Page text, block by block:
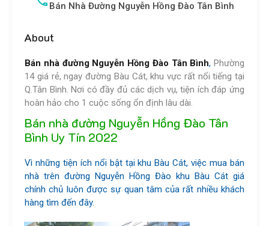
Bán Nhà Đường Nguyễn Hồng Đào Tân Bình
About
Bán nhà đường Nguyễn Hồng Đào Tân Bình, Phường
14 giá rẻ, ngay đường Bàu Cát, khu vực rất nổi tiếng tại
Q.Tân Bình. Nơi có đầy đủ các dịch vụ, tiện ích đáp ứng
hoàn hảo cho 1 cuộc sống ổn định lâu dài.
Bán nhà đường Nguyễn Hồng Đào Tân
Bình Uy Tín 2022
Vì những tiện ích nổi bật tại khu Bàu Cát, việc mua bán
nhà trên đường Nguyễn Hồng Đào khu Bàu Cát giá
chính chủ luôn được sự quan tâm của rất nhiều khách
hàng tìm đến đây.